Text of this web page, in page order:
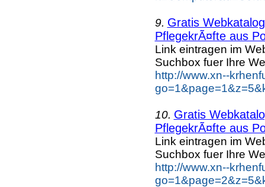
9. Gratis
PflegekrÃ¤fte aus
Link eintragen im
Suchbox fuer Ihre
http://www.xn--
10. Gratis
PflegekrÃ¤fte aus
Link eintragen im
Suchbox fuer Ihre
http://www.xn--